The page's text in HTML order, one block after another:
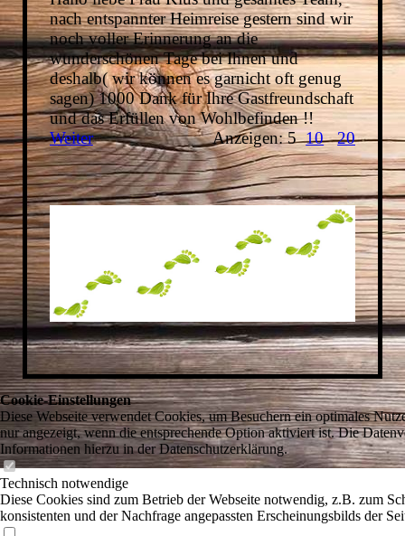
nach entspannter Heimreise gestern sind wir
noch voller Erinnerung an die
wunderschönen Tage bei Ihnen und
deshalb( wir können es garnicht oft genug
sagen) 1000 Dank für Ihre Gastfreundschaft
und das Erfüllen von Wohlbefinden !!
Weiter
Anzeigen: 510 20
Cookie-Einstellungen
Diese Webseite verwendet Cookies, um Besuchern ein optimales
nur angezeigt, wenn die entsprechende Option aktiviert ist. Die
Informationen hierzu in der Datenschutzerklärung.
Technisch notwendige
Diese Cookies sind zum Betrieb der Webseite notwendig, z.B. zum
konsistenten und der Nachfrage angepassten Erscheinungsbilds der